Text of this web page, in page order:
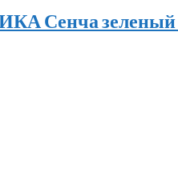
Сенча зеленый